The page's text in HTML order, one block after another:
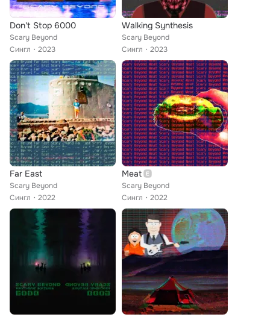
Don't Stop 6000
Scary Beyond
Сингл
2023
Walking Synthesis
Scary Beyond
Сингл
2023
Far East
Scary Beyond
Сингл
2022
Meat
Scary Beyond
Сингл
2022